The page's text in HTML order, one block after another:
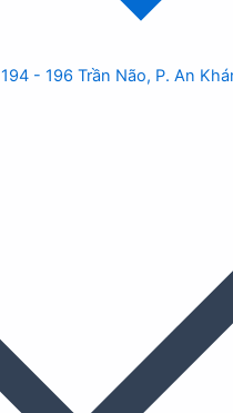
194 - 196 Trần Não, P. An